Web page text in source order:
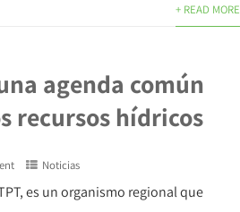
+ READ MORE
agenda común
recursos hídricos
Noticias
es un organismo regional que